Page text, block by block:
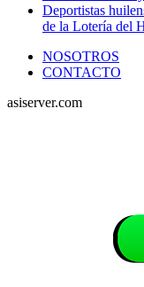
Deportistas
de la Lotería del
NOSOTROS
CONTACTO
asiserver.com